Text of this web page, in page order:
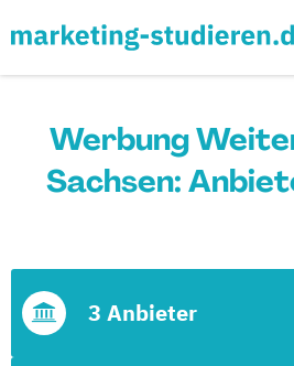
Werbung
Sachsen:
3 Anbieter